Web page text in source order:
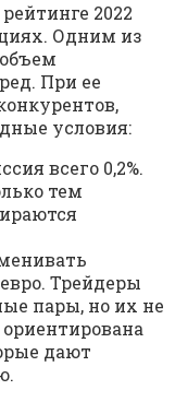
2022
Одним из
При ее
условия:
всего 0,2%.
тем
Трейдеры
пары, но их не
дают